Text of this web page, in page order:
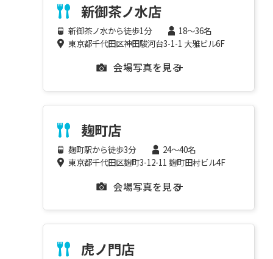
新御茶ノ水店
新御茶ノ水から徒歩1分
18～36名
東京都千代田区神田駿河台3-1-1 大雅ビル6F
会場写真を見る
麹町店
麹町駅から徒歩3分
24～40名
東京都千代田区麹町3-12-11 麹町田村ビル4F
会場写真を見る
虎ノ門店